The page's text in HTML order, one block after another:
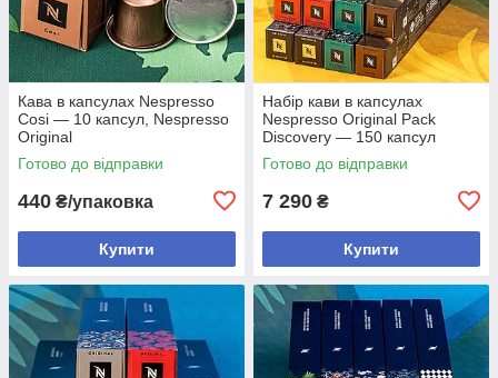
Кава в капсулах Nespresso
Cosi — 10 капсул, Nespresso
Original
Готово до відправки
440 ₴/упаковка
Купити
Набір кави в капсулах
Nespresso Original Pack
Discovery — 150 капсул
Готово до відправки
7 290 ₴
Купити